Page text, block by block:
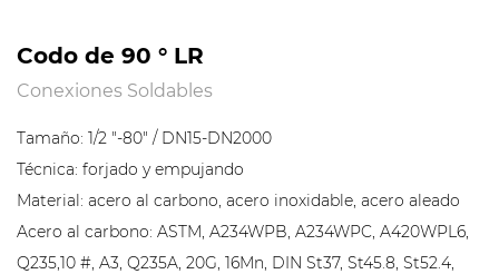
Codo de 90 ° LR
Conexiones Soldables
Tamaño: 1/2 "-80" / DN15-DN2000
Técnica: forjado y empujando
Material: acero al carbono, acero inoxidable, acero aleado
Acero al carbono: ASTM, A234WPB, A234WPC, A420WPL6,
Q235,10 #, A3, Q235A, 20G, 16Mn, DIN St37, St45.8, St52.4,